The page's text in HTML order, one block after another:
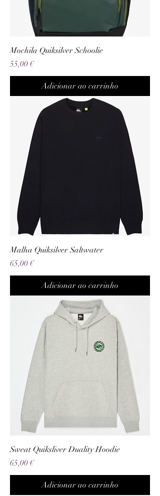
Mochila Quiksilver Schoolie
Preço
55,00 €
Adicionar ao carrinho
Malha Quiksilver Saltwater
Preço
65,00 €
Adicionar ao carrinho
Sweat Quiksliver Duality Hoodie
Preço
65,00 €
Adicionar ao carrinho